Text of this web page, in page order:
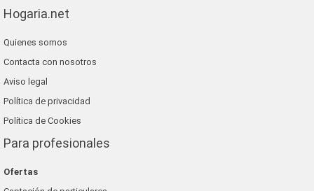
Hogaria.net
Quienes somos
Contacta con nosotros
Aviso legal
Política de privacidad
Política de Cookies
Para profesionales
Ofertas